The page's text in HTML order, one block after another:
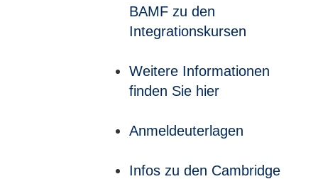
BAMF zu den
Integrationskursen
Weitere Informationen
finden Sie hier
Anmeldeuterlagen
Infos zu den Cambridge